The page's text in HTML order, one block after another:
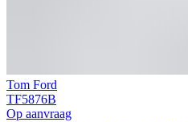
Tom Ford
TF5876B
Op aanvraag